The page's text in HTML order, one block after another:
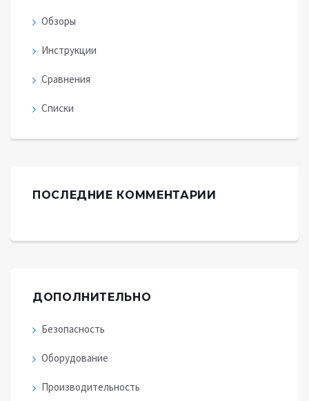
Обзоры
Инструкции
Сравнения
Списки
ПОСЛЕДНИЕ КОММЕНТАРИИ
ДОПОЛНИТЕЛЬНО
Безопасность
Оборудование
Производительность